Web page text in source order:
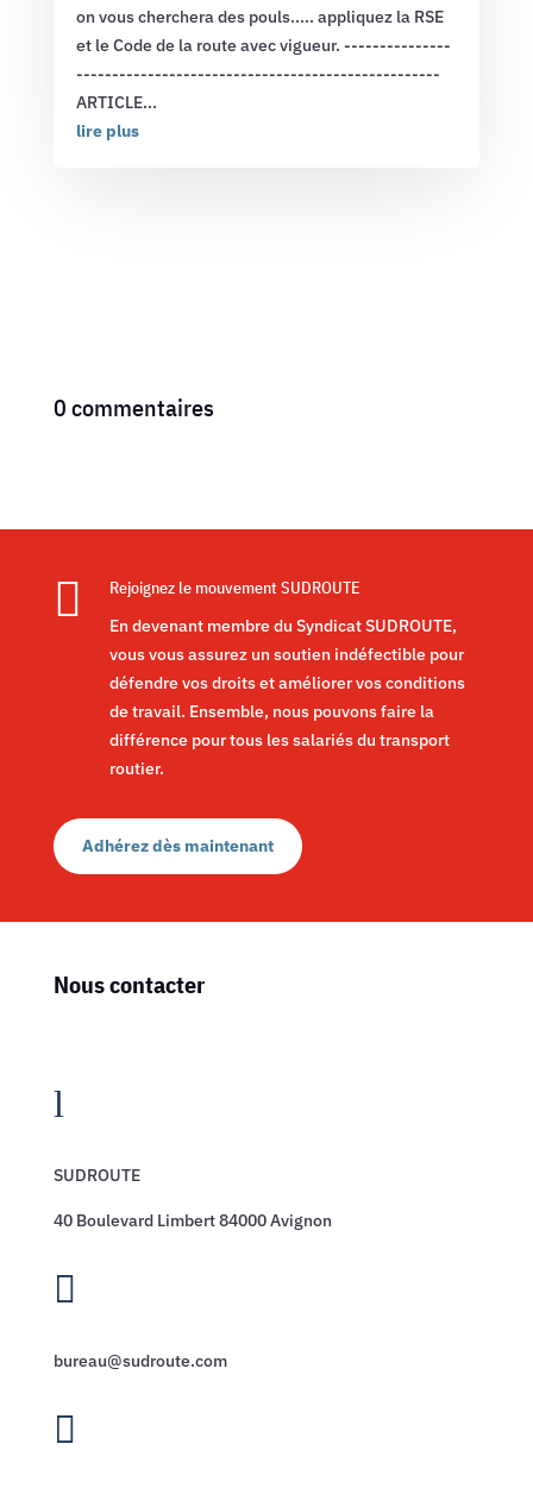
on vous cherchera des pouls..... appliquez la RSE
et le Code de la route avec vigueur. ---------------
---------------------------------------------------
ARTICLE...
lire plus
0 commentaires

Rejoignez le mouvement SUDROUTE
En devenant membre du Syndicat SUDROUTE,
vous vous assurez un soutien indéfectible pour
défendre vos droits et améliorer vos conditions
de travail. Ensemble, nous pouvons faire la
différence pour tous les salariés du transport
routier.
Adhérez dès maintenant
Nous contacter
l
SUDROUTE
40 Boulevard Limbert 84000 Avignon

bureau@sudroute.com
